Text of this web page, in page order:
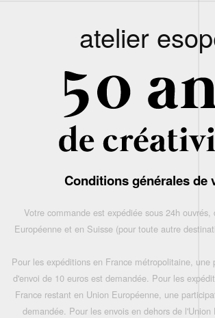
atelier
Conditions générales de
Votre commande est expédiée sous 24h ouvrés,
Européenne et en Suisse (pour toute autre
Pour les expéditions en France métropolitaine, une
d'envoi de 10 euros est demandée. Pour les
France restant en Union Européenne, une
demandée. Pour les envois en dehors de l'Union